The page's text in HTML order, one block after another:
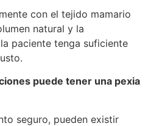
con el tejido mamario
natural y la
paciente tenga suficiente
puede tener una pexia
seguro, pueden existir